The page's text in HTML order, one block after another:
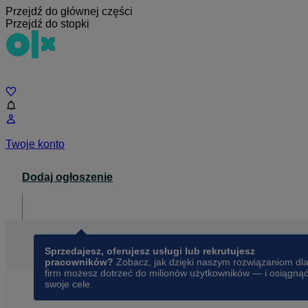
Przejdź do głównej części
Przejdź do stopki
Twoje konto
Dodaj ogłoszenie
Sprzedajesz, oferujesz usługi lub rekrutujesz
pracowników? Zobacz, jak dzięki naszym rozwiązaniom dla
firm możesz dotrzeć do milionów użytkowników — i osiągnąć
swoje cele.